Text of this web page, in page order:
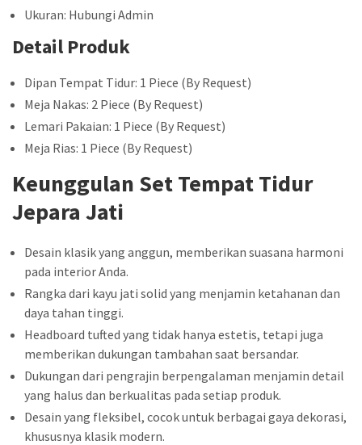
Ukuran: Hubungi Admin
Detail Produk
Dipan Tempat Tidur: 1 Piece (By Request)
Meja Nakas: 2 Piece (By Request)
Lemari Pakaian: 1 Piece (By Request)
Meja Rias: 1 Piece (By Request)
Keunggulan Set Tempat Tidur
Jepara Jati
Desain klasik yang anggun, memberikan suasana harmoni
pada interior Anda.
Rangka dari kayu jati solid yang menjamin ketahanan dan
daya tahan tinggi.
Headboard tufted yang tidak hanya estetis, tetapi juga
memberikan dukungan tambahan saat bersandar.
Dukungan dari pengrajin berpengalaman menjamin detail
yang halus dan berkualitas pada setiap produk.
Desain yang fleksibel, cocok untuk berbagai gaya dekorasi,
khususnya klasik modern.